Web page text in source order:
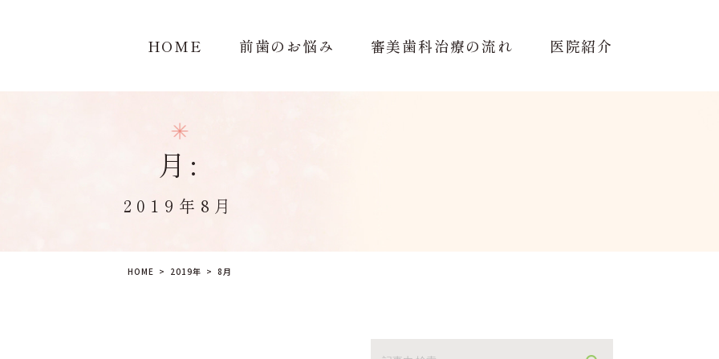
HOME 前歯のお悩み 審美歯科治療の流れ 医院紹介
月:
2019年8月
HOME 2019年 8月